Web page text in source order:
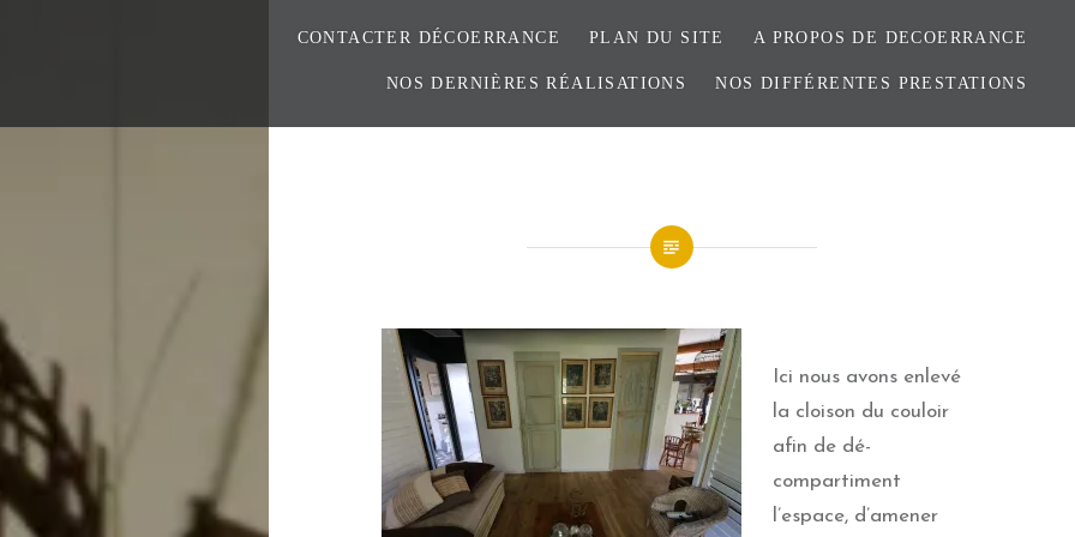
CONTACTER DÉCOERRANCE PLAN DU SITE A PROPOS DE DECOERRANCE
NOS DERNIÈRES RÉALISATIONS NOS DIFFÉRENTES PRESTATIONS
Ici nous avons enlevé
la cloison du couloir
afin de dé-
compartiment
l’espace, d’amener